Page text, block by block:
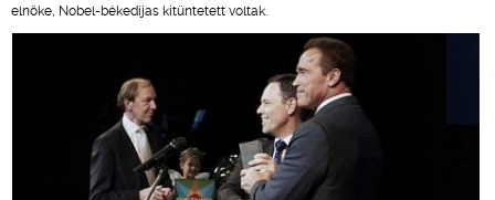
elnöke, Nobel-békedíjas kitüntetett voltak.